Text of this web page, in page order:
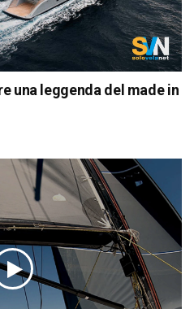
una leggenda del made in